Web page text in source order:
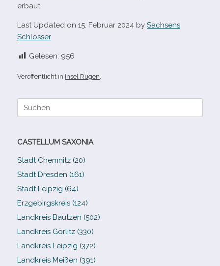
erbaut.
Last Updated on 15. Februar 2024 by Sachsens
Schlösser
Gelesen: 956
Veröffentlicht in Insel Rügen
Suche
CASTELLUM SAXONIA
Stadt Chemnitz (20)
Stadt Dresden (161)
Stadt Leipzig (64)
Erzgebirgskreis (124)
Landkreis Bautzen (502)
Landkreis Görlitz (330)
Landkreis Leipzig (372)
Landkreis Meißen (391)